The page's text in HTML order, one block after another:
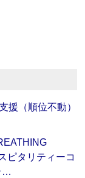
援（順位不動）
ピタリティーコ
…